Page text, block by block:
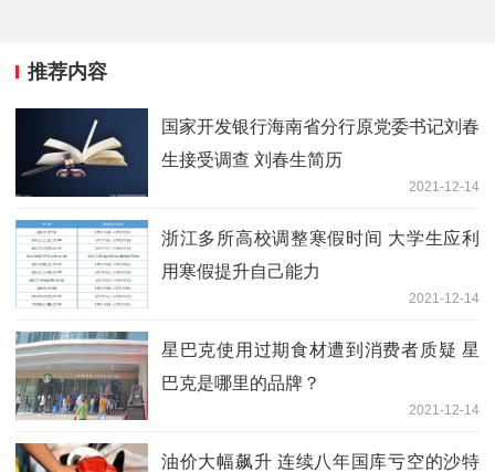
推荐内容
国家开发银行海南省分行原党委书记刘春
生接受调查 刘春生简历
2021-12-14
浙江多所高校调整寒假时间 大学生应利
用寒假提升自己能力
2021-12-14
星巴克使用过期食材遭到消费者质疑 星
巴克是哪里的品牌？
2021-12-14
油价大幅飙升 连续八年国库亏空的沙特